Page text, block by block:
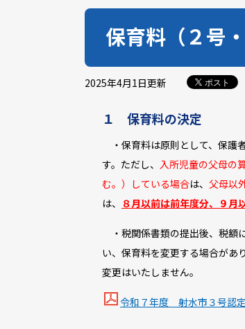
保育料（２号・
2025年4月1日更新 ポスト
１ 保育料の決定
・保育料は原則として、保護
す。ただし、 入所児童の父母の
む。）している場合は、 父母以
は、 ８月以前は前年度分、９月
・税関係書類の提出後、税額
い、保育料を変更する場合があ
変更はいたしません。
令和７年度 射水市３号認